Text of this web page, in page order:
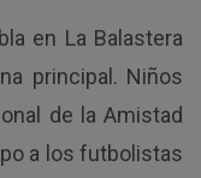
en La Balastera
principal. Niños
de la Amistad
a los futbolistas